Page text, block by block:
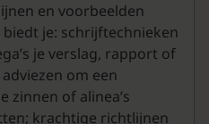
en voorbeelden
je: schrijftechnieken
je verslag, rapport of
om een
zinnen of alinea’s
krachtige richtlijnen